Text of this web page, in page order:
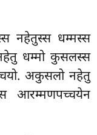
नहेतुस्स धम्मस्स
धम्मो कुसलस्स
अकुसलो नहेतु
आरम्मणपच्चयेन